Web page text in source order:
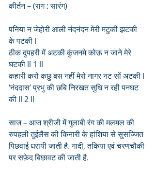
कीर्तन – (राग : सारंग)
पनिया न जेहोरी आली नंदनंदन मेरी मटुकी झटकी
के पटकी l
ठीक दुपहरी में अटकी कुंजनमे कोऊ न जाने मेरे
घटकी ll 1 ll
कहारी करो कछु बस नहीं मेरो नागर नट सों अटकी l
‘नंददास’ प्रभु की छबि निरखत सुधि न रही पनघट
की ll 2 ll
साज – आज श्रीजी में गुलाबी रंग की मलमल की
रुपहली तुईलैस की किनारी के हांशिया से सुसज्जित
पिछवाई धरायी जाती है. गादी, तकिया एवं चरणचौकी
पर सफ़ेद बिछावट की जाती है.